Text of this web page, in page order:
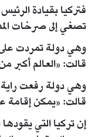
فتركيا بقيادة
تصغي إلى صرخات
وهي دولة تمردت على
قالت: «العالم
وهي دولة رفعت
قالت: «يمكن إقامة
إن تركيا التي